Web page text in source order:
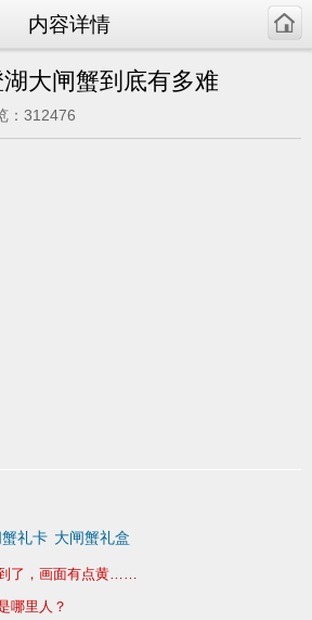
内容详情
大闸蟹到底有多难
：312476
礼卡 大闸蟹礼盒
了，画面有点黄……
哪里人？